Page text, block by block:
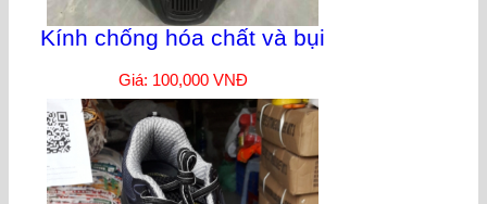
Kính chống hóa chất và bụi
Giá: 100,000 VNĐ